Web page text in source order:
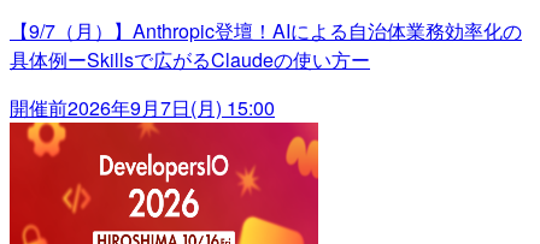
【9/7（月）】Anthropic登壇！AIによる自治体業務効率化の
具体例ーSkillsで広がるClaudeの使い方ー
開催前2026年9月7日(月) 15:00